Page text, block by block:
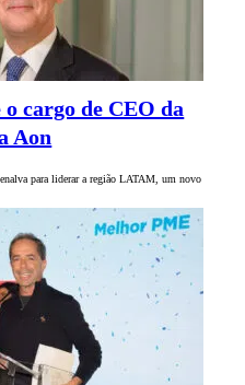
cargo de CEO da
Aon
para liderar a região LATAM, um novo